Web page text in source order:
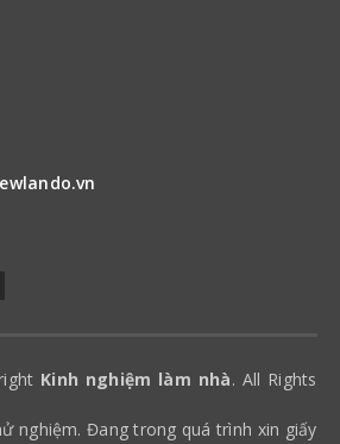
Kinh nghiệm làm nhà. All Rights
nghiệm. Đang trong quá trình xin giấy